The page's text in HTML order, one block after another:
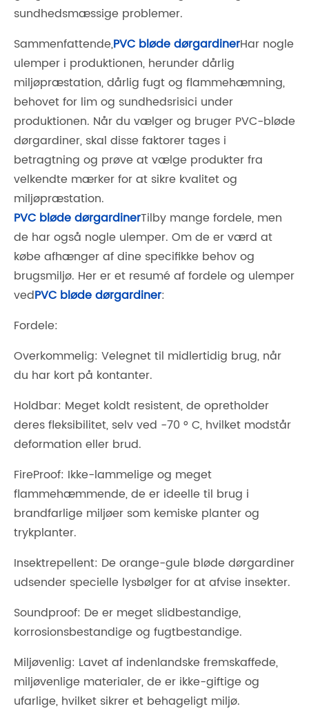
sundhedsmæssige problemer.
Sammenfattende,PVC bløde dørgardinerHar nogle
ulemper i produktionen, herunder dårlig
miljøpræstation, dårlig fugt og flammehæmning,
behovet for lim og sundhedsrisici under
produktionen. Når du vælger og bruger PVC-bløde
dørgardiner, skal disse faktorer tages i
betragtning og prøve at vælge produkter fra
velkendte mærker for at sikre kvalitet og
miljøpræstation.
PVC bløde dørgardinerTilby mange fordele, men
de har også nogle ulemper. Om de er værd at
købe afhænger af dine specifikke behov og
brugsmiljø. Her er et resumé af fordele og ulemper
vedPVC bløde dørgardiner:
Fordele:
Overkommelig: Velegnet til midlertidig brug, når
du har kort på kontanter.
Holdbar: Meget koldt resistent, de opretholder
deres fleksibilitet, selv ved -70 ° C, hvilket modstår
deformation eller brud.
FireProof: Ikke-lammelige og meget
flammehæmmende, de er ideelle til brug i
brandfarlige miljøer som kemiske planter og
trykplanter.
Insektrepellent: De orange-gule bløde dørgardiner
udsender specielle lysbølger for at afvise insekter.
Soundproof: De er meget slidbestandige,
korrosionsbestandige og fugtbestandige.
Miljøvenlig: Lavet af indenlandske fremskaffede,
miljøvenlige materialer, de er ikke-giftige og
ufarlige, hvilket sikrer et behageligt miljø.